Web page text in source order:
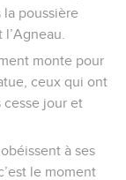
la poussière
monte pour
ceux qui ont
cesse jour et
à ses
le moment